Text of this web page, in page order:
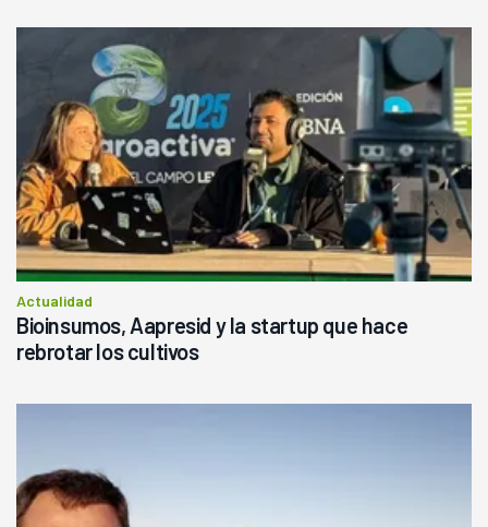
Actualidad
Bioinsumos, Aapresid y la startup que hace
rebrotar los cultivos